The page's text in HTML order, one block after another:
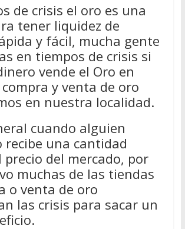
de crisis el oro es una
tener liquidez de
y fácil, mucha gente
en tiempos de crisis si
vende el Oro en
y venta de oro
en nuestra localidad.
cuando alguien
recibe una cantidad
del mercado, por
muchas de las tiendas
o venta de oro
las crisis para sacar un